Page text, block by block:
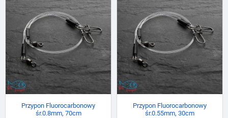
Przypon Fluorocarbonowy
śr.0.8mm, 70cm
Przypon Fluorocarbonowy
śr.0.55mm, 30cm